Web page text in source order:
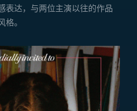
表达，与两位主演以往的作品
格。